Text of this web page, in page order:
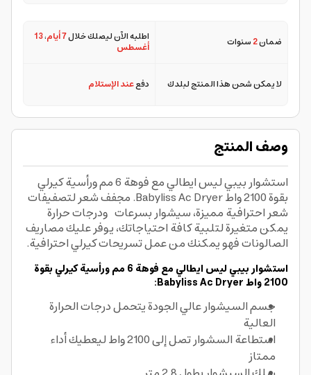
ضمان2سنوات اطلبه الآن ليصلك خلال7 أيام ،13
أغسطس
لا يمكن شحن هذا المنتج لبلدك دفععند الإستلام
وصف المنتج
استشوار بيبي ليس ايطالي مع فوهة 6 مم ورأسية كيرلي
بقوة 2100 واط Babyliss Ac Dryer. مجفف شعر لتصفيفات
شعر احترافية مميزة، سيشوار بسرعات ودرجات حرارة
يمكن متغيرة لتلبية كافة احتياجاتك، يوفر عليك مصاريف
الصالونات فهو يمكنك من عمل تسريحات كيرلي احترافية.
استشوار بيبي ليس ايطالي مع فوهة 6 مم ورأسية كيرلي بقوة
2100 واط Babyliss Ac Dryer:
جسم السيشوار عالي الجودة يتحمل درجات الحرارة
العالية
استطاعة السشوار تصل إلى 2100 واط ليعطيك أداء
ممتاز